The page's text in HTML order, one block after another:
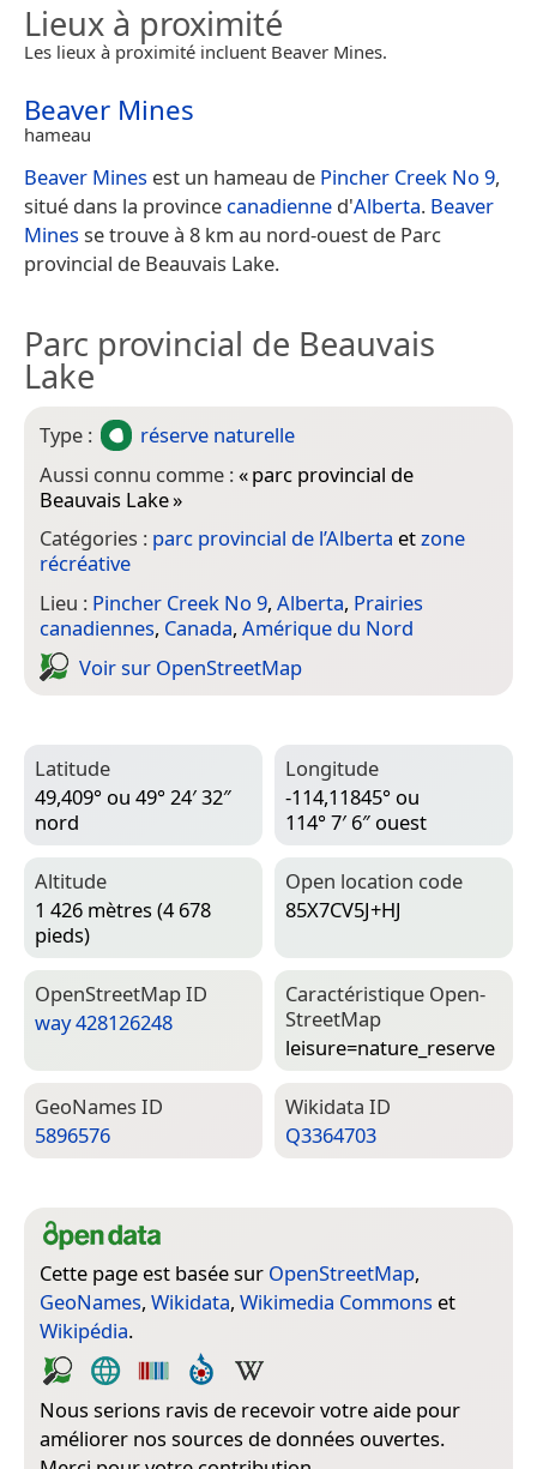
Lieux à proximité
Les lieux à proximité incluent Beaver Mines.
Beaver Mines
hameau
Beaver Mines est un hameau de Pincher Creek No 9,
situé dans la province canadienne d'Alberta. Beaver
Minesse trouve à 8 km au nord-ouest de Parc
provincial de Beauvais Lake.
Parc provincial de Beauvais
Lake
Type :
réserve naturelle
Aussi connu comme :«parc provincial de
Beauvais Lake»
Catégories : parc provincial de l’Alberta etzone
récréative
Lieu : Pincher Creek No 9, Alberta, Prairies
canadiennes, Canada, Amérique du Nord
Voir sur Open­Street­Map
Latitude
49,409° ou 49° 24′ 32″
nord
Longitude
-114,11845° ou
114° 7′ 6″ ouest
Altitude
1 426 mètres (4 678
pieds)
Open location code
85X7CV5J+HJ
Open­Street­Map ID
way 428126248
Caractéristique Open­
Street­Map
leisure=­nature_reserve
Geo­Names ID
5896576
Wiki­data ID
Q3364703
Cette page est basée sur OpenStreetMap,
GeoNames, Wikidata, Wikimedia Commons et
Wikipédia.
Nous serions ravis de recevoir votre aide pour
améliorer nos sources de données ouvertes.